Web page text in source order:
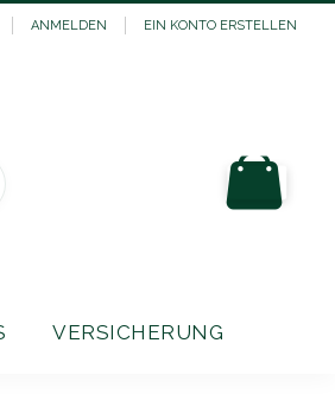
ANMELDEN EIN KONTO ERSTELLEN
VERSICHERUNG